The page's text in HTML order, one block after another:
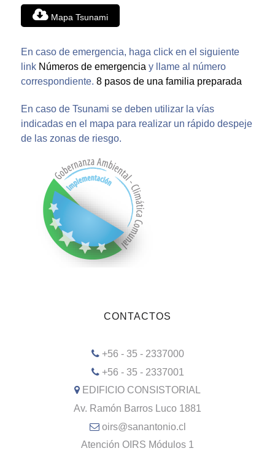
Mapa Tsunami
En caso de emergencia, haga click en el siguiente
link Números de emergencia y llame al número
correspondiente. 8 pasos de una familia preparada
En caso de Tsunami se deben utilizar la vías
indicadas en el mapa para realizar un rápido despeje
de las zonas de riesgo.
CONTACTOS
+56 - 35 - 2337000
+56 - 35 - 2337001
EDIFICIO CONSISTORIAL
Av. Ramón Barros Luco 1881
oirs@sanantonio.cl
Atención OIRS Módulos 1